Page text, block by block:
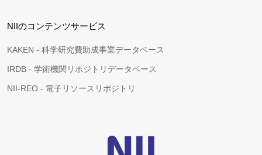
NIIのコンテンツサービス
KAKEN - 科学研究費助成事業データベース
IRDB - 学術機関リポジトリデータベース
NII-REO - 電子リソースリポジトリ